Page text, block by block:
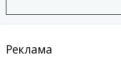
Реклама